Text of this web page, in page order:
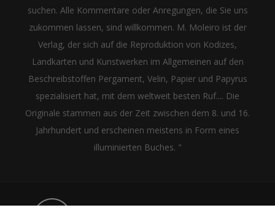
suchen. Alle Kommentare oder Anregungen, die Sie uns
zukommen lassen, sind willkommen. M. Moleiro ist der
Verlag, der sich auf die Reproduktion von Kodizes,
Landkarten und Kunstwerken im Allgemeinen auf den
Beschreibstoffen Pergament, Velin, Papier und Papyrus
spezialisiert hat, mit dem weltweit besten Ruf.... Die
Originale stammen aus der Zeit zwischen dem 8. und 16.
Jahrhundert und erscheinen meistens in Form eines
illuminierten Buches. "